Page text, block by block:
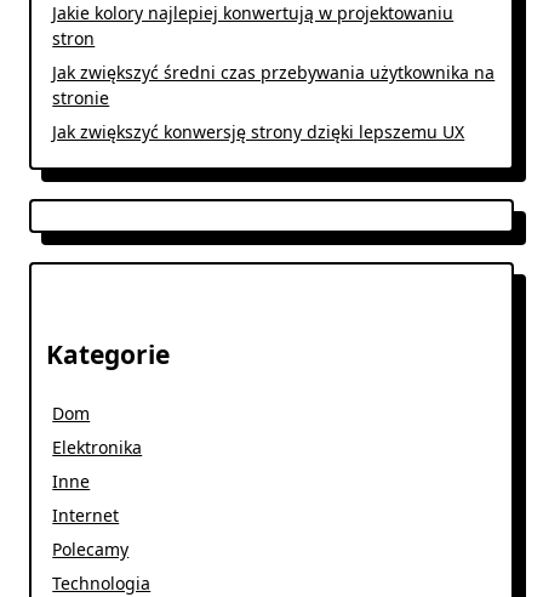
Jakie kolory najlepiej konwertują w projektowaniu
stron
Jak zwiększyć średni czas przebywania użytkownika na
stronie
Jak zwiększyć konwersję strony dzięki lepszemu UX
Kategorie
Dom
Elektronika
Inne
Internet
Polecamy
Technologia